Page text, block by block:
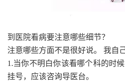
到医院看病要注意哪些细节？
注意哪些方面不是很好说。 我自
1.当你不明白你该看哪个科的时
挂号，应该咨询导医台。